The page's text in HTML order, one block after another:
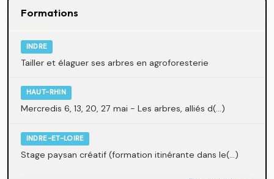
Formations
INDRE
Tailler et élaguer ses arbres en agroforesterie
HAUT-RHIN
Mercredis 6, 13, 20, 27 mai - Les arbres, alliés d(...)
INDRE-ET-LOIRE
Stage paysan créatif (formation itinérante dans le(...)